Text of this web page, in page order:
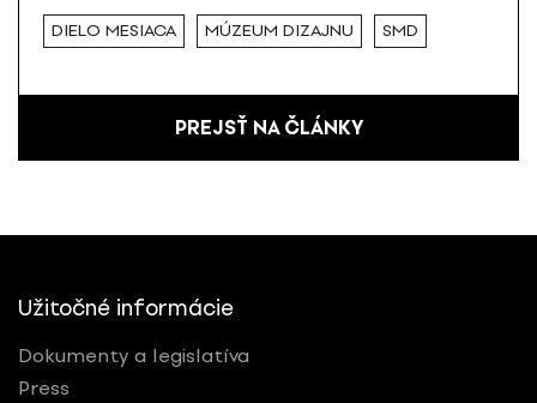
DIELO MESIACA MÚZEUM DIZAJNU SMD
PREJSŤ NA ČLÁNKY
Užitočné informácie
Dokumenty a legislatíva
Press